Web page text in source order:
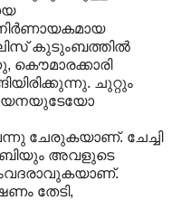
കുടുംബത്തിൽ
കൌമാരക്കാരി
ചുറ്റും
ചേരുകയാണ്. ചേച്ചി
അവളുടെ
തേടി,